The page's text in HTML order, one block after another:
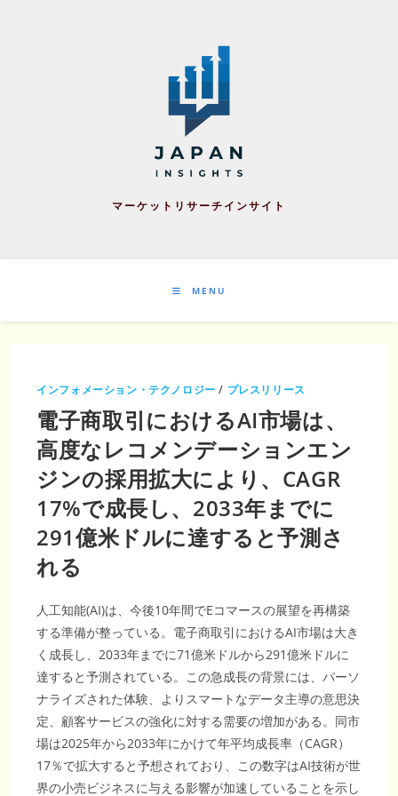
マーケットリサーチインサイト
MENU
インフォメーション・テクノロジー / プレスリリース
電子商取引におけるAI市場は、
高度なレコメンデーションエン
ジンの採用拡大により、CAGR
17%で成長し、2033年までに
291億米ドルに達すると予測さ
れる
人工知能(AI)は、今後10年間でEコマースの展望を再構築
する準備が整っている。電子商取引におけるAI市場は大き
く成長し、2033年までに71億米ドルから291億米ドルに
達すると予測されている。この急成長の背景には、パーソ
ナライズされた体験、よりスマートなデータ主導の意思決
定、顧客サービスの強化に対する需要の増加がある。同市
場は2025年から2033年にかけて年平均成長率（CAGR）
17％で拡大すると予想されており、この数字はAI技術が世
界の小売ビジネスに与える影響が加速していることを示し